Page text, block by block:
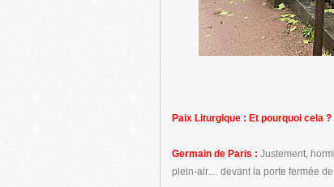
Paix Liturgique : Et pourquoi cela ?
Germain de Paris : Justement,
plein-air… devant la porte fermée de